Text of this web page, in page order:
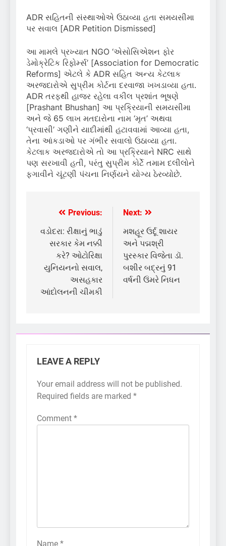
ADR સહિતની સંસ્થાઓએ ઉઠાવ્યા હતા સમયસીમા
પર સવાલ [ADR Petition Dismissed]
આ મામલે પ્રખ્યાત NGO ‘એસોસિએશન ફોર
ડેમોક્રેટિક રિફોર્મ્સ’ [Association for Democratic
Reforms] એટલે કે ADR સહિત અન્ય કેટલાક
અરજદારોએ સુપ્રીમ કોર્ટના દરવાજા ખખડાવ્યા હતા.
ADR તરફથી હાજર રહેલા વકીલ પ્રશાંત ભૂષણે
[Prashant Bhushan] આ પ્રક્રિયાની સમયસીમા
અને જે 65 લાખ મતદારોના નામ ‘મૃત’ અથવા
‘પ્રવાસી’ ગણીને યાદીમાંથી હટાવવામાં આવ્યા હતા,
તેના આંકડાઓ પર ગંભીર સવાલો ઉઠાવ્યા હતા.
કેટલાક અરજદારોએ તો આ પ્રક્રિયાને NRC સાથે
પણ સરખાવી હતી, પરંતુ સુપ્રીમ કોર્ટે તમામ દલીલોને
ફગાવીને ચૂંટણી પંચના નિર્ણયને યોગ્ય ઠેરવ્યોછે.
Post
navigation
Previous:
વડોદરા: રીક્ષાનું ભાડું
સરકાર કેમ નક્કી
કરે? ઓટોરિક્ષા
યુનિયનનો સવાલ,
અસહકાર
આંદોલનની ચીમકી
Next:
મશહૂર ઉર્દૂ શાયર
અને પદ્મશ્રી
પુરસ્કાર વિજેતા ડૉ.
બશીર બદ્રનું 91
વર્ષની ઉંમરે નિધન
LEAVE A REPLY
Your email address will not be published.
Required fields are marked *
Comment *
Name *